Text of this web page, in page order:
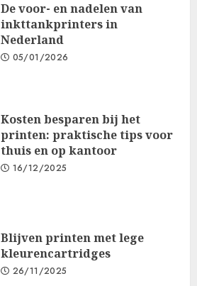
De voor- en nadelen van
inkttankprinters in
Nederland
05/01/2026
Kosten besparen bij het
printen: praktische tips voor
thuis en op kantoor
16/12/2025
Blijven printen met lege
kleurencartridges
26/11/2025